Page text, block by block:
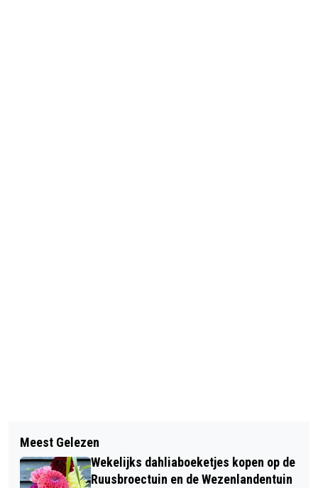
JONGENSKOOR DALFSEN ZINGT
REQUIEM FAURÉ IN
DOMINICANENKERK
WAAROM JAARLIJKS
ZORGVERZEKERAARS VERGELIJKEN
Meest Gelezen
Wekelijks dahliaboeketjes kopen op de
Ruusbroectuin en de Wezenlandentuin